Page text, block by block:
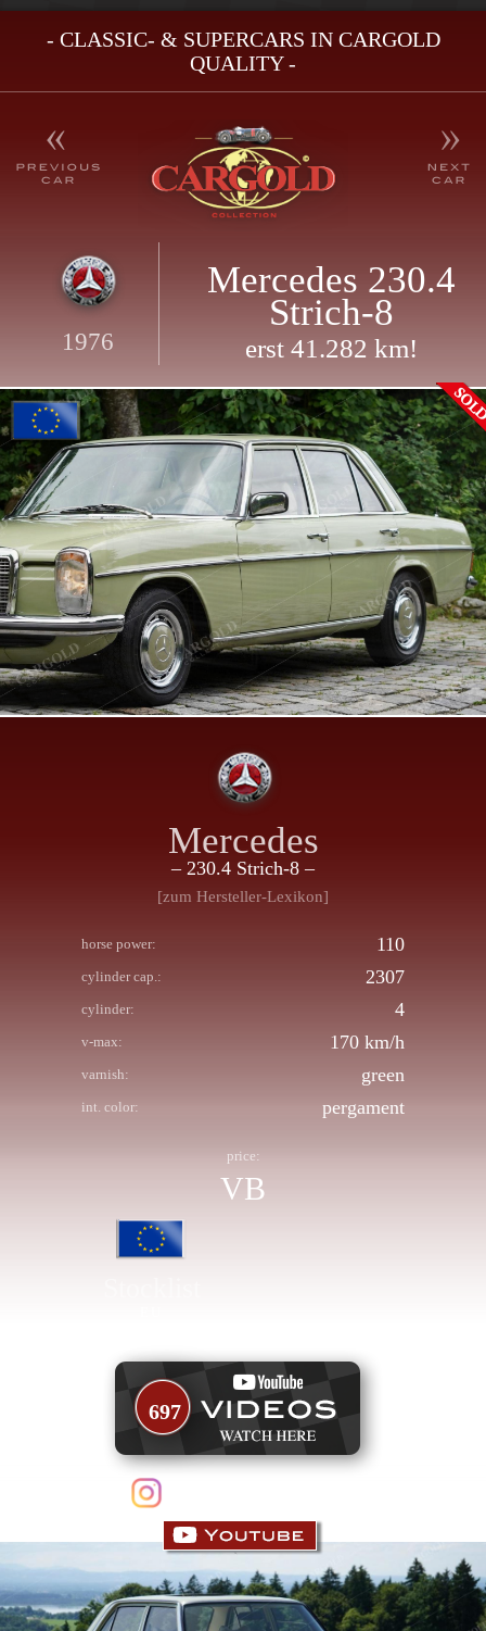
- CLASSIC- & SUPERCARS IN CARGOLD
QUALITY -
1976
Mercedes 230.4
Strich-8
erst 41.282 km!
Mercedes
– 230.4 Strich-8 –
[zum Hersteller-Lexikon]
horse power: 110
cylinder cap.: 2307
cylinder: 4
v-max: 170 km/h
varnish: green
int. color: pergament
price:
VB
697